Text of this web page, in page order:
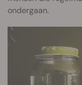
ondergaan.